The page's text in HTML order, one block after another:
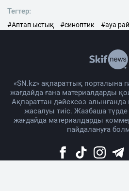
Тегтер:
#Аптап ыстық #синоптик #ауа
«SN.kz» ақпараттық порталына
жағдайда ғана материалдарды
Ақпараттан дәйексөз алынғанда
жасалуы тиіс. Жазбаша түрде
жағдайда материалдарды
пайдалануға